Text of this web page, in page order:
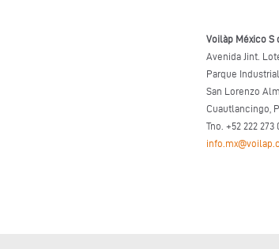
Voilàp México S
Avenida Jint.
Parque Industrial
San Lorenzo
Cuautlancingo,
Tno. +52 222 273